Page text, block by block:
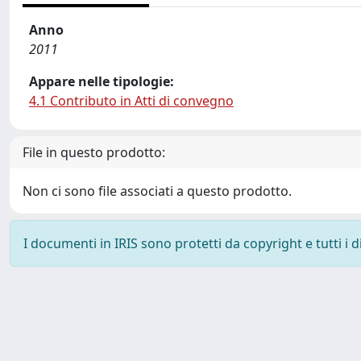
Anno
2011
Appare nelle tipologie:
4.1 Contributo in Atti di convegno
File in questo prodotto:
Non ci sono file associati a questo prodotto.
I documenti in IRIS sono protetti da copyright e tutti i